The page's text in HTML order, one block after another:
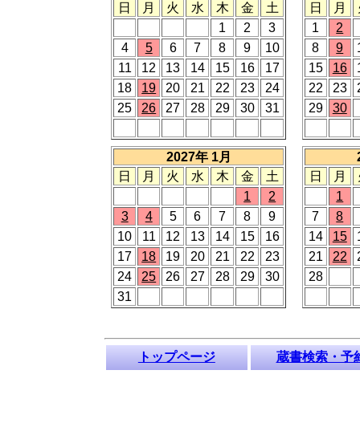
日
月 火 水 木 金
土
1
2
3
4
5 6 7 8 9
10
11
12 13 14 15 16
17
18
19 20 21 22 23
24
25
26 27 28 29 30 31
日
月
1
2
8
9
15
16
22
23
29
30
2027年 1月
日
月 火 水 木 金
土
1
2
3
4 5 6 7 8
9
10
11 12 13 14 15
16
17
18 19 20 21 22
23
24
25 26 27 28 29
30
31
日
月
1
7
8
14
15
21
22
28
トップページ 蔵書検索・予